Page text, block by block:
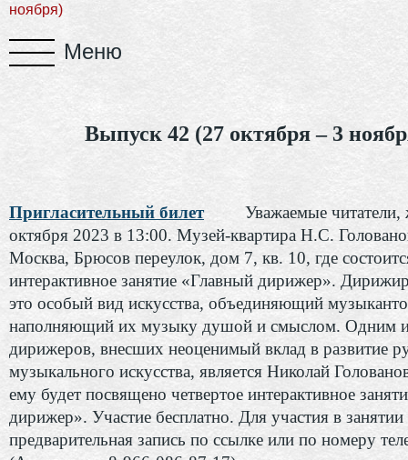
ноября)
Выпуск 42 (27 октября – 3
Пригласительный билет
Уважаемые читатели,
октября 2023 в 13:00. Музей-квартира Н.С.
Москва, Брюсов переулок, дом 7, кв. 10, где
интерактивное занятие «Главный дирижер».
это особый вид искусства, объединяющий
наполняющий их музыку душой и смыслом. Одним
дирижеров, внесших неоценимый вклад в развитие
музыкального искусства, является Николай
ему будет посвящено четвертое интерактивное
дирижер». Участие бесплатно. Для участия в
предварительная запись по ссылке или по номеру